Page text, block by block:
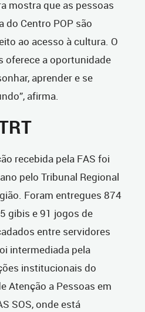
mostra que as pessoas
do Centro POP são
ao acesso à cultura. O
oferece a oportunidade
aprender e se
afirma.
recebida pela FAS foi
pelo Tribunal Regional
Foram entregues 874
gibis e 91 jogos de
entre servidores
intermediada pela
institucionais do
Atenção a Pessoas em
SOS, onde está